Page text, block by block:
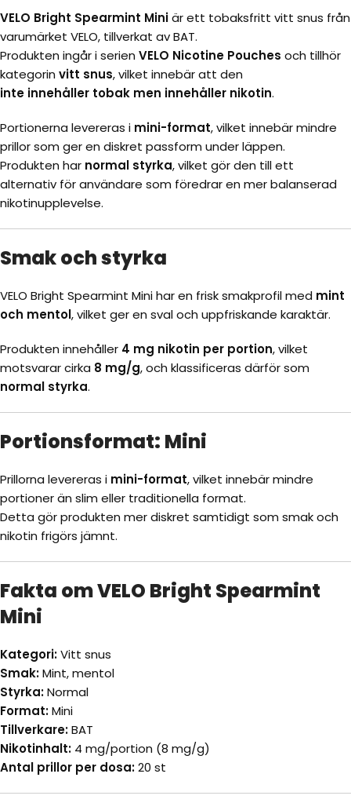
VELO Bright Spearmint Miniär ett tobaksfritt vitt snus från
varumärket VELO, tillverkat avBAT.
Produkten ingår i serien VELO Nicotine Pouches och tillhör
kategorin vitt snus, vilket innebär att den
inte innehåller tobak men innehåller nikotin.
Portionerna levereras i mini-format, vilket innebär mindre
prillor som ger en diskret passform under läppen.
Produkten har normal styrka, vilket gör den till ett
alternativ för användare som föredrar en mer balanserad
nikotinupplevelse.
Smak och styrka
VELO Bright Spearmint Mini har en frisk smakprofil med mint
och mentol, vilket ger en sval och uppfriskande karaktär.
Produkten innehåller 4 mg nikotin per portion, vilket
motsvarar cirka 8 mg/g, och klassificeras därför som
normal styrka.
Portionsformat: Mini
Prillorna levereras i mini-format, vilket innebär mindre
portioner än slim eller traditionella format.
Detta gör produkten mer diskret samtidigt som smak och
nikotin frigörs jämnt.
Fakta om VELO Bright Spearmint
Mini
Kategori:Vitt snus
Smak:Mint, mentol
Styrka:Normal
Format:Mini
Tillverkare:BAT
Nikotinhalt: 4 mg/portion (8 mg/g)
Antal prillor per dosa:20 st